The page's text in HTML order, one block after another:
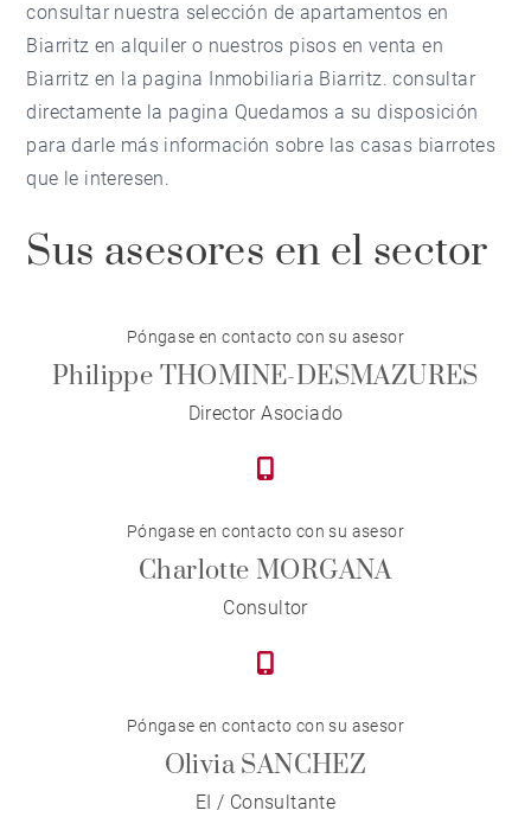
consultar nuestra selección de apartamentos en
Biarritz en alquiler o nuestros pisos en venta en
Biarritz en la pagina Inmobiliaria Biarritz. consultar
directamente la pagina Quedamos a su disposición
para darle más información sobre las casas biarrotes
que le interesen.
Sus asesores en el sector
Póngase en contacto con su asesor
Philippe THOMINE-DESMAZURES
Director Asociado
Póngase en contacto con su asesor
Charlotte MORGANA
Consultor
Póngase en contacto con su asesor
Olivia SANCHEZ
EI / Consultante